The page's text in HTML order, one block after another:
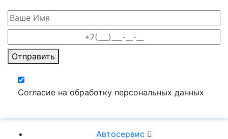
Отправить
Согласие на обработку персональных данных
Автосервис